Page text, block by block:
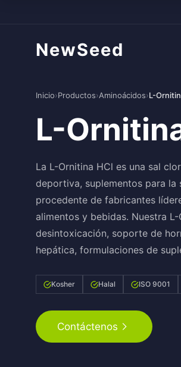
NewSeed
Inicio›Productos›Aminoácidos›L-
L-
La L-Ornitina HCl es una sal
deportiva, suplementos para la
procedente de fabricantes
alimentos y bebidas. Nuestra
desintoxicación, soporte de
hepática, formulaciones de
Kosher Halal ISO 9001
Contáctenos